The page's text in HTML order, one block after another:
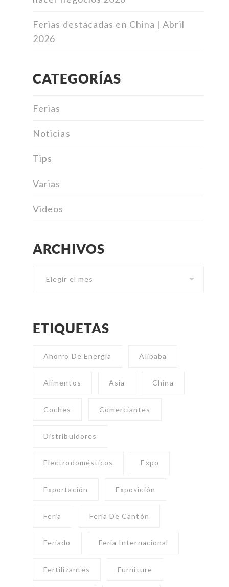
Ferias destacadas en China | Abril
2026
CATEGORÍAS
Ferias
Noticias
Tips
Varias
Videos
ARCHIVOS
ETIQUETAS
Ahorro De Energía Alibaba
Alimentos Asia China
Coches Comerciantes
Distribuidores
Electrodomésticos Expo
Exportación Exposición
Feria Feria De Cantón
Feriado Feria Internacional
Fertilizantes Furniture